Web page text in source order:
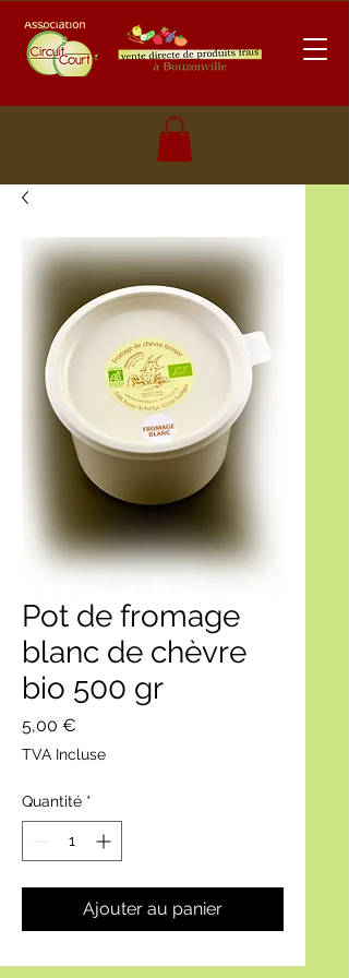
Pot de fromage
blanc de chèvre
bio 500 gr
5,00 €
TVA Incluse
Quantité *
Ajouter au panier